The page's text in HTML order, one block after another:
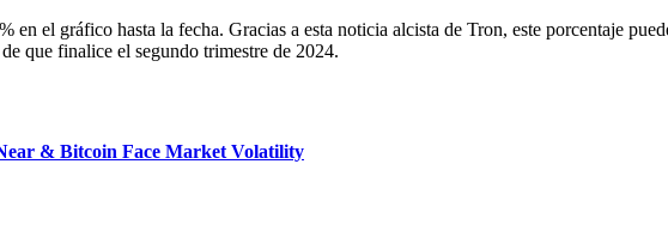
el gráfico hasta la fecha. Gracias a esta noticia alcista de Tron, este porcentaje
que finalice el segundo trimestre de 2024.
& Bitcoin Face Market Volatility